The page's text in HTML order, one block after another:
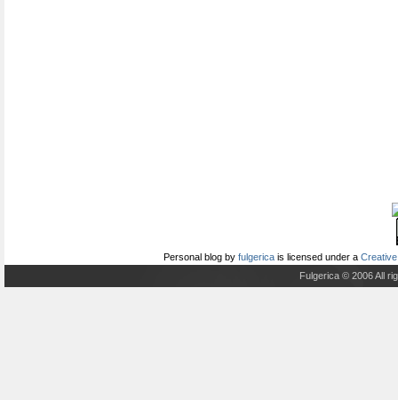
Personal blog by fulgerica is licensed under a
Fulgerica © 2006 All